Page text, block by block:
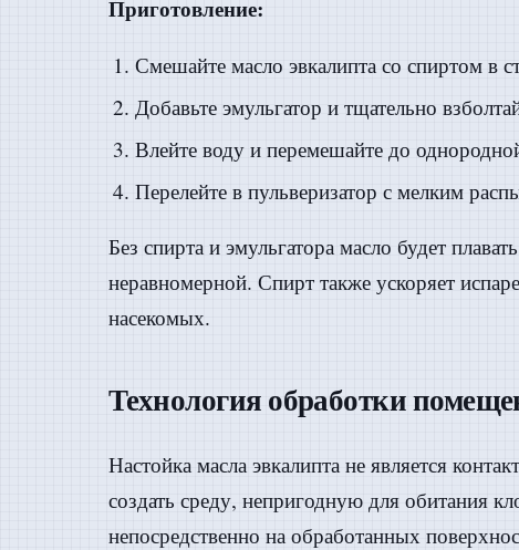
Приготовление:
Смешайте масло эвкалипта со спиртом в
Добавьте эмульгатор и тщательно
Влейте воду и перемешайте до
Перелейте в пульверизатор с мелким
Без спирта и эмульгатора масло будет
неравномерной. Спирт также ускоряет
насекомых.
Технология обработки
Настойка масла эвкалипта не является
создать среду, непригодную для обитания
непосредственно на обработанных